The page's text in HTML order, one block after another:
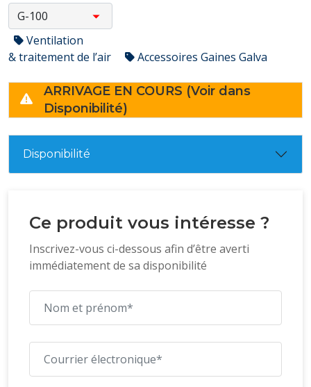
Ventilation
& traitement de l’air
Accessoires Gaines Galva
ARRIVAGE EN COURS (Voir dans
Disponibilité)
Disponibilité
Ce produit vous intéresse ?
Inscrivez-vous ci-dessous afin d’être averti
immédiatement de sa disponibilité